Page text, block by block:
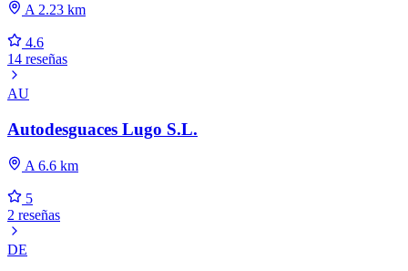
A 2.23 km
4.6
14 reseñas
AU
Autodesguaces Lugo S.L.
A 6.6 km
5
2 reseñas
DE